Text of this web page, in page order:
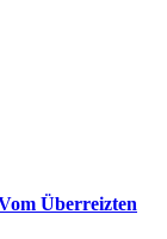
Überreizten